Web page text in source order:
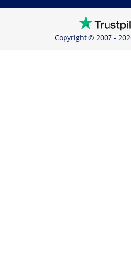
Copyright © 2007 -